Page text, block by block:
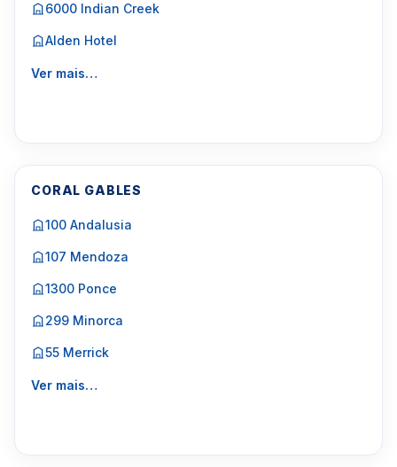
6000 Indian Creek
Alden Hotel
Ver mais…
CORAL GABLES
100 Andalusia
107 Mendoza
1300 Ponce
299 Minorca
55 Merrick
Ver mais…